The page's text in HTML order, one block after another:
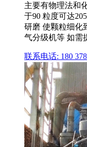
主要有物理法和
于90 粒度可达
研磨 使颗粒细化
气分级机等 如需
联系电话: 180